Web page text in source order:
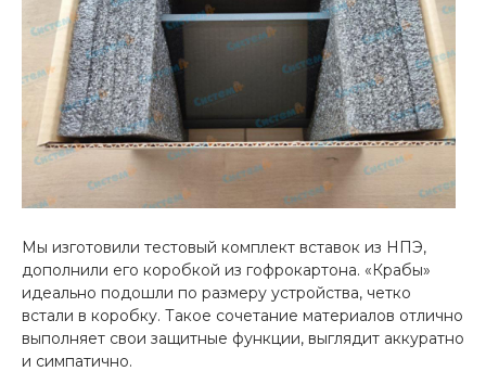
Мы изготовили тестовый комплект вставок из НПЭ,
дополнили его коробкой из гофрокартона. «Крабы»
идеально подошли по размеру устройства, четко
встали в коробку. Такое сочетание материалов отлично
выполняет свои защитные функции, выглядит аккуратно
и симпатично.